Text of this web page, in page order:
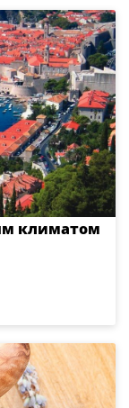
климатом